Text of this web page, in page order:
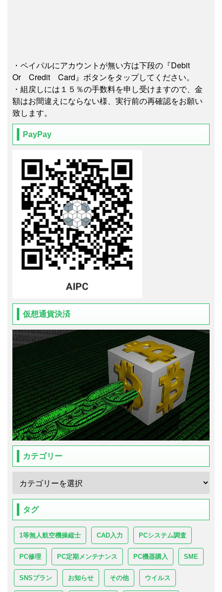
・ペイパルにアカウントが無い方は下段の『Debit
Or Credit Card』ボタンをタップしてください。
・組戻しには１５％の手数料を申し受けますので、金
額はお間違えにならない様、実行前の再確認をお願い
致します。
PayPay
仮想通貨決済
カテゴリー
タグ
1等無人航空機操縦士 CAD入力 PCシステム調査
PC修理 PC定期メンテナンス PC機器購入 SME
SNSプラン お知らせ その他 ウイルス